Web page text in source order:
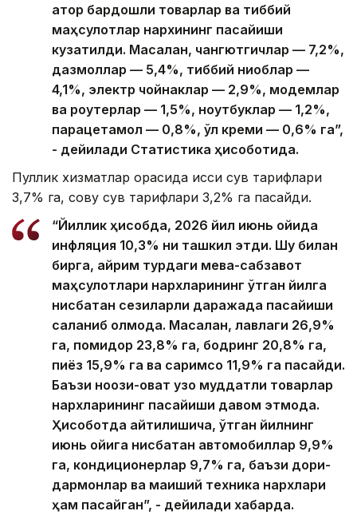
қатор бардошли товарлар ва тиббий
маҳсулотлар нархининг пасайиши
кузатилди. Масалан, чангютгичлар — 7,2%,
дазмоллар — 5,4%, тиббий ниқоблар —
4,1%, электр чойнаклар — 2,9%, модемлар
ва роутерлар — 1,5%, ноутбуклар — 1,2%,
парацетамол — 0,8%, қўл креми — 0,6% га”,
- дейилади Статистика ҳисоботида.
Пуллик хизматлар орасида иссиқ сув тарифлари
3,7% га, совуқ сув тарифлари 3,2% га пасайди.
“Йиллик ҳисобда, 2026 йил июнь ойида
инфляция 10,3% ни ташкил этди. Шу билан
бирга, айрим турдаги мева-сабзавот
маҳсулотлари нархларининг ўтган йилга
нисбатан сезиларли даражада пасайиши
сақланиб қолмоқда. Масалан, лавлаги 26,9%
га, помидор 23,8% га, бодринг 20,8% га,
пиёз 15,9% га ва саримсоқ 11,9% га пасайди.
Баъзи ноозиқ-овқат узоқ муддатли товарлар
нархларининг пасайиши давом этмоқда.
Ҳисоботда айтилишича, ўтган йилнинг
июнь ойига нисбатан автомобиллар 9,9%
га, кондиционерлар 9,7% га, баъзи дори-
дармонлар ва маиший техника нархлари
ҳам пасайган”, - дейилади хабарда.